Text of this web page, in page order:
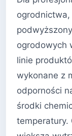
ogrodowych
linie
wykonane z
odporności
środki
temperatury.